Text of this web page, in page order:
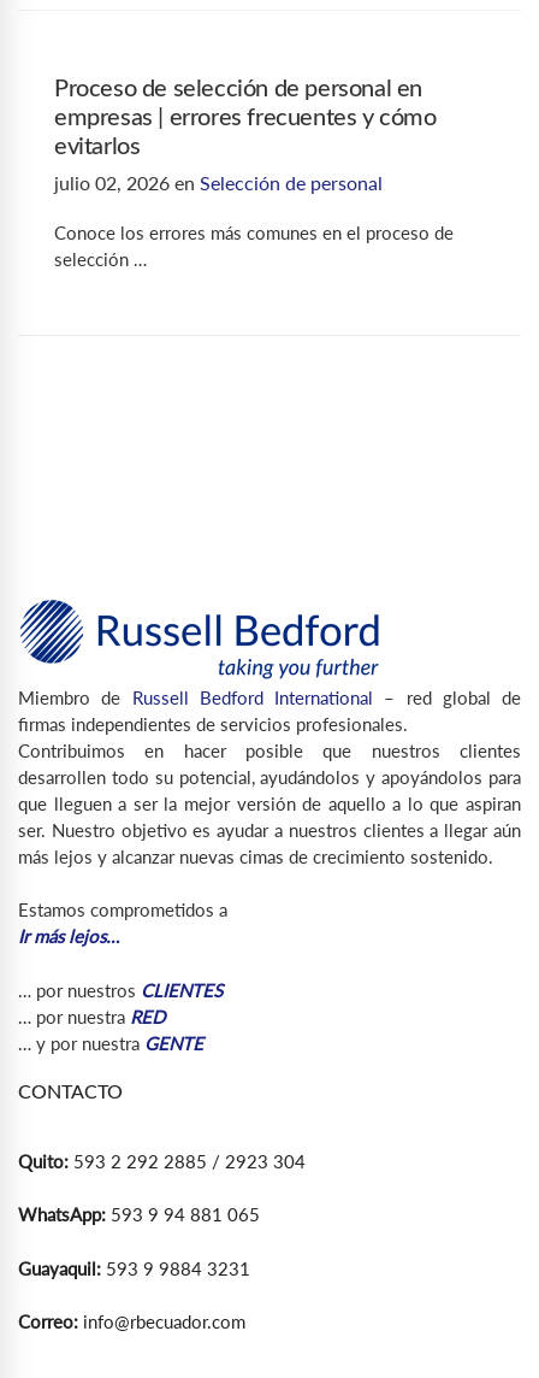
Proceso de selección de personal en
empresas | errores frecuentes y cómo
evitarlos
julio 02, 2026 en Selección de personal
Conoce los errores más comunes en el proceso de
selección …
Miembro de Russell Bedford International – red global de
firmas independientes de servicios profesionales.
Contribuimos en hacer posible que nuestros clientes
desarrollen todo su potencial, ayudándolos y apoyándolos para
que lleguen a ser la mejor versión de aquello a lo que aspiran
ser. Nuestro objetivo es ayudar a nuestros clientes a llegar aún
más lejos y alcanzar nuevas cimas de crecimiento sostenido.
Estamos comprometidos a
Ir más lejos…
… por nuestros CLIENTES
… por nuestra RED
… y por nuestra GENTE
CONTACTO
Quito: 593 2 292 2885 / 2923 304
WhatsApp: 593 9 94 881 065
Guayaquil: 593 9 9884 3231
Correo: info@rbecuador.com